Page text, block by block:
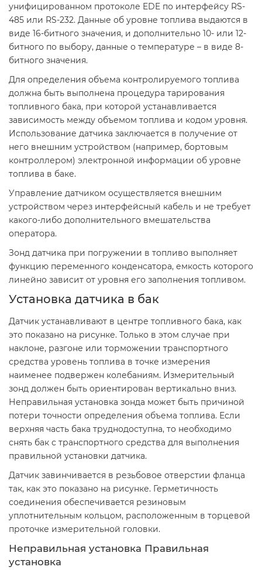
унифицированном протоколе EDE по интерфейсу RS-
485 или RS-232. Данные об уровне топлива выдаются в
виде 16-битного значения, и дополнительно 10- или 12-
битного по выбору, данные о температуре – в виде 8-
битного значения.
Для определения объема контролируемого топлива
должна быть выполнена процедура тарирования
топливного бака, при которой устанавливается
зависимость между объемом топлива и кодом уровня.
Использование датчика заключается в получение от
него внешним устройством (например, бортовым
контроллером) электронной информации об уровне
топлива в баке.
Управление датчиком осуществляется внешним
устройством через интерфейсный кабель и не требует
какого-либо дополнительного вмешательства
оператора.
Зонд датчика при погружении в топливо выполняет
функцию переменного конденсатора, емкость которого
линейно зависит от уровня его заполнения топливом.
Установка датчика в бак
Датчик устанавливают в центре топливного бака, как
это показано на рисунке. Только в этом случае при
наклоне, разгоне или торможении транспортного
средства уровень топлива в точке измерения
наименее подвержен колебаниям. Измерительный
зонд должен быть ориентирован вертикально вниз.
Неправильная установка зонда может быть причиной
потери точности определения объема топлива. Если
верхняя часть бака труднодоступна, то необходимо
снять бак с транспортного средства для выполнения
правильной установки датчика.
Датчик завинчивается в резьбовое отверстии фланца
так, как это показано на рисунке. Герметичность
соединения обеспечивается резиновым
уплотнительным кольцом, расположенным в торцевой
проточке измерительной головки.
Неправильная установка Правильная
установка